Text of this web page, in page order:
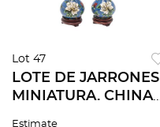
Lot 47
LOTE DE JARRONES
MINIATURA. CHINA,
Estimate